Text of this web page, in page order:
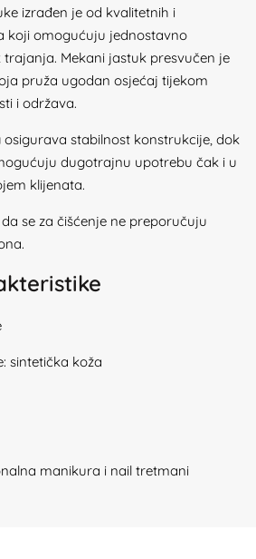
izrađen je od kvalitetnih i
koji omogućuju jednostavno
Mekani jastuk presvučen je
pruža ugodan osjećaj tijekom
i održava.
osigurava stabilnost konstrukcije, dok
dugotrajnu upotrebu čak i u
klijenata.
se za čišćenje ne preporučuju
sintetička koža
manikura i nail tretmani